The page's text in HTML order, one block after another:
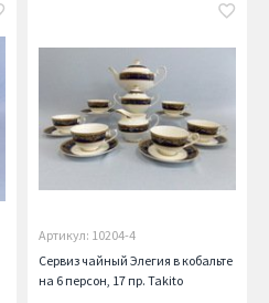
Артикул: 10204-4
Сервиз чайный Элегия в кобальте
на 6 персон, 17 пр. Takito